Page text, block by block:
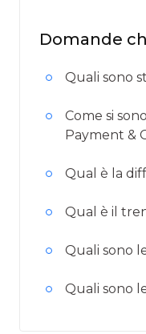
Domande
Quali sono
Come si
Payment &
Qual è la
Qual è il
Quali sono
Quali sono